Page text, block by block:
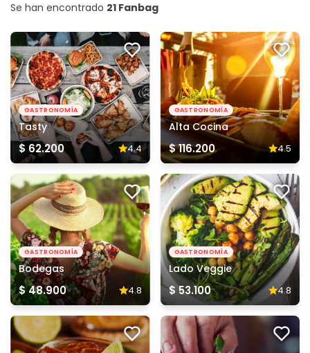
Se han encontrado 21 Fanbag
GASTRONOMÍA
Tasty
$ 62.200 4.4
GASTRONOMÍA
Alta Cocina
$ 116.200 4.5
GASTRONOMÍA
Bodegas
$ 48.900 4.8
GASTRONOMÍA
Lado Veggie
$ 53.100 4.8